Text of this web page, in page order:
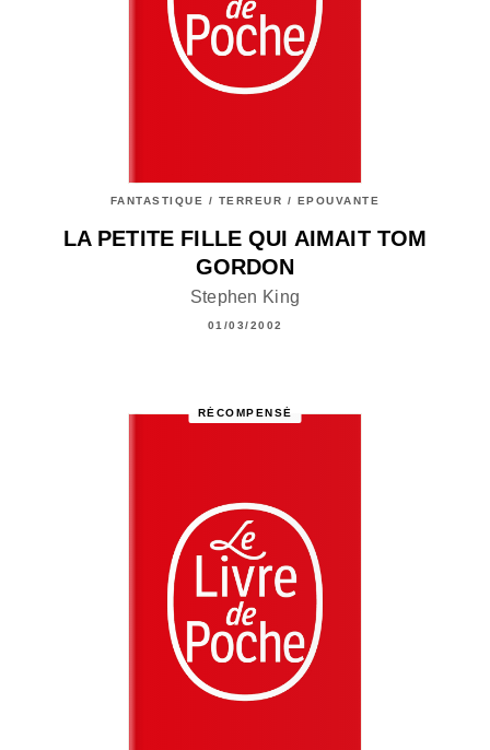
FANTASTIQUE / TERREUR / EPOUVANTE
LA PETITE FILLE QUI AIMAIT TOM
GORDON
Stephen King
01/03/2002
RÉCOMPENSÉ